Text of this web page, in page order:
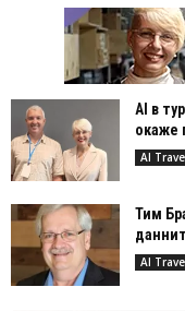
AI в
окаже
AI
Тим
AI